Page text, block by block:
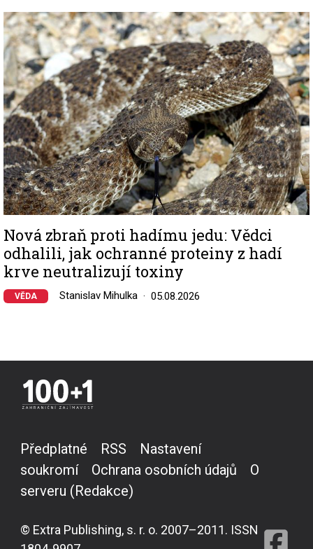
Image
Nová zbraň proti hadímu jedu: Vědci
odhalili, jak ochranné proteiny z hadí
krve neutralizují toxiny
VĚDA Stanislav Mihulka 05.08.2026
Předplatné RSS
Nastavení
soukromí
Ochrana osobních údajů
O
serveru (Redakce)
© Extra Publishing, s. r. o. 2007–2011. ISSN